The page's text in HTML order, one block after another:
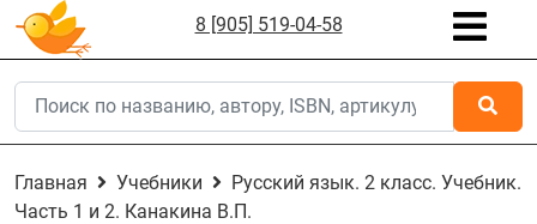
8 [905] 519-04-58
Главная Учебники
Русский язык. 2 класс. Учебник.
Часть 1 и 2. Канакина В.П.